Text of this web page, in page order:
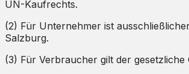
UN-Kaufrechts.
(2) Für Unternehmer ist
Salzburg.
(3) Für Verbraucher gilt der gesetzliche